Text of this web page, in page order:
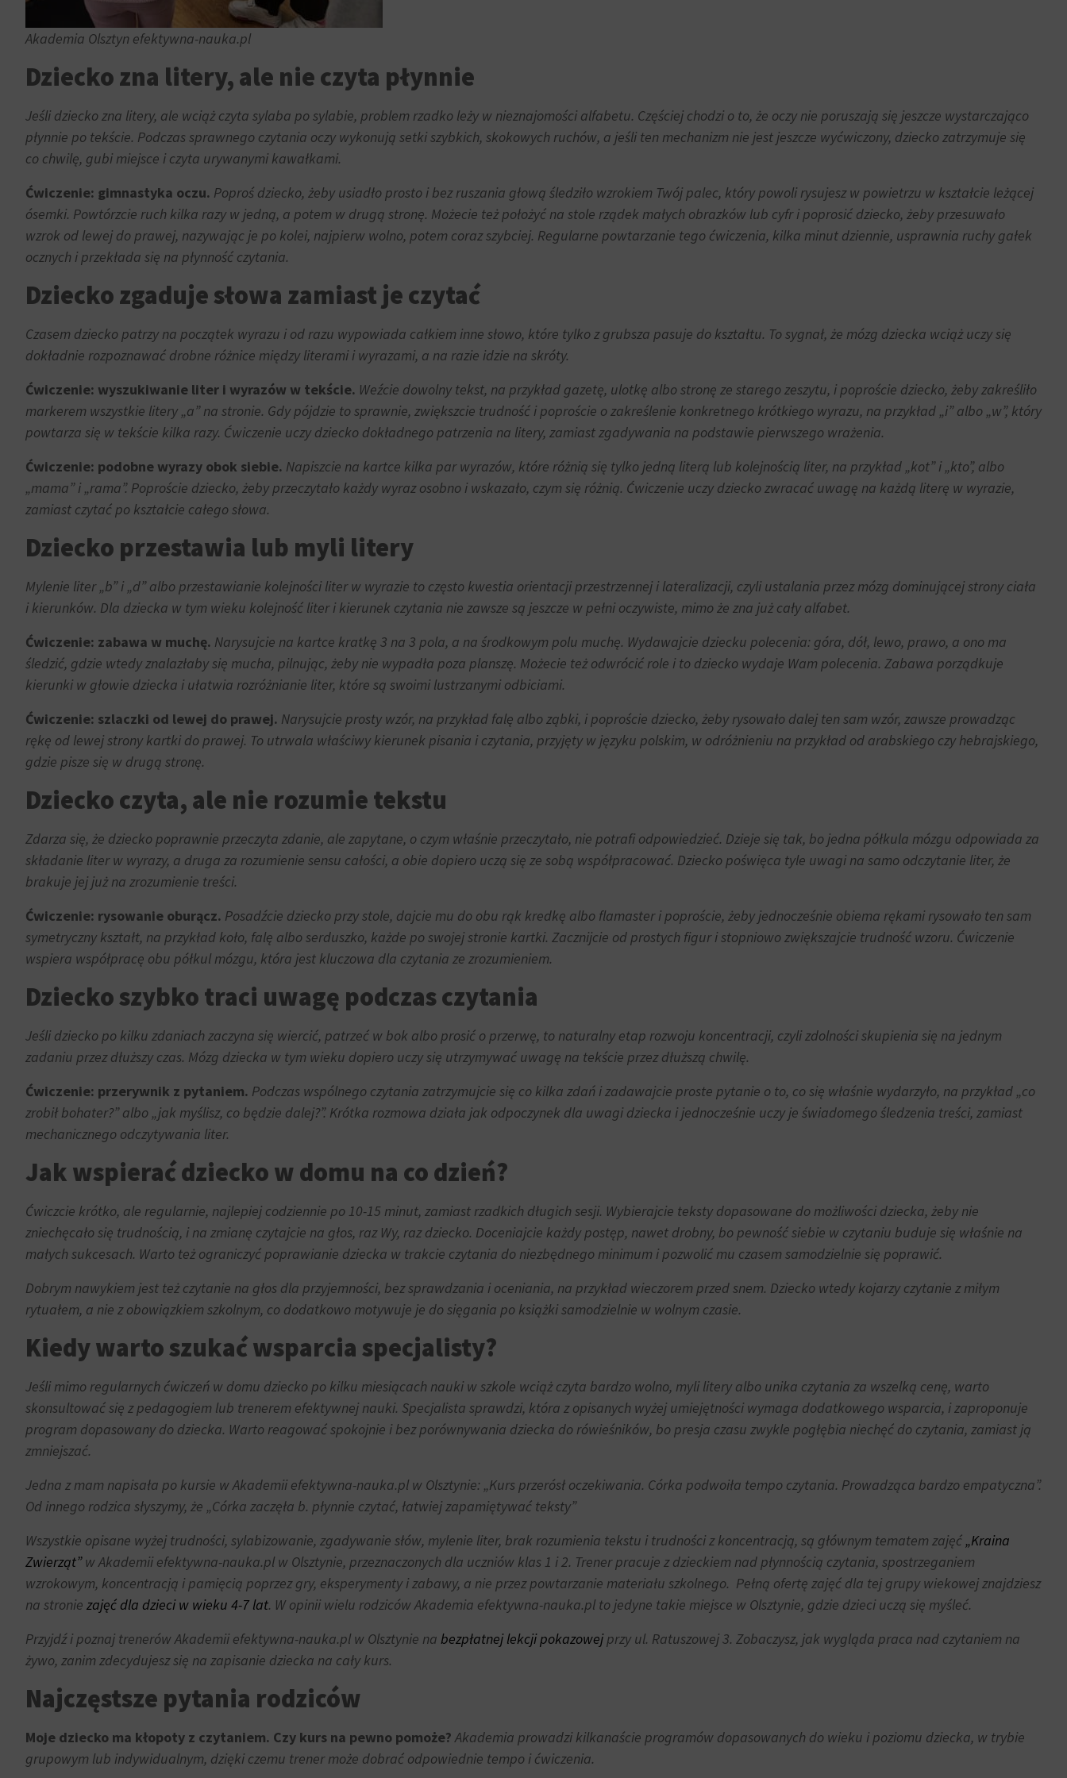
Akademia Olsztyn efektywna-nauka.pl
Dziecko zna litery, ale nie czyta płynnie
Jeśli dziecko zna litery, ale wciąż czyta sylaba po sylabie, problem rzadko leży w nieznajomości alfabetu. Częściej chodzi o to, że oczy nie poruszają się jeszcze wystarczająco
płynnie po tekście. Podczas sprawnego czytania oczy wykonują setki szybkich, skokowych ruchów, a jeśli ten mechanizm nie jest jeszcze wyćwiczony, dziecko zatrzymuje się
co chwilę, gubi miejsce i czyta urywanymi kawałkami.
Ćwiczenie: gimnastyka oczu. Poproś dziecko, żeby usiadło prosto i bez ruszania głową śledziło wzrokiem Twój palec, który powoli rysujesz w powietrzu w kształcie leżącej
ósemki. Powtórzcie ruch kilka razy w jedną, a potem w drugą stronę. Możecie też położyć na stole rządek małych obrazków lub cyfr i poprosić dziecko, żeby przesuwało
wzrok od lewej do prawej, nazywając je po kolei, najpierw wolno, potem coraz szybciej. Regularne powtarzanie tego ćwiczenia, kilka minut dziennie, usprawnia ruchy gałek
ocznych i przekłada się na płynność czytania.
Dziecko zgaduje słowa zamiast je czytać
Czasem dziecko patrzy na początek wyrazu i od razu wypowiada całkiem inne słowo, które tylko z grubsza pasuje do kształtu. To sygnał, że mózg dziecka wciąż uczy się
dokładnie rozpoznawać drobne różnice między literami i wyrazami, a na razie idzie na skróty.
Ćwiczenie: wyszukiwanie liter i wyrazów w tekście. Weźcie dowolny tekst, na przykład gazetę, ulotkę albo stronę ze starego zeszytu, i poproście dziecko, żeby zakreśliło
markerem wszystkie litery „a” na stronie. Gdy pójdzie to sprawnie, zwiększcie trudność i poproście o zakreślenie konkretnego krótkiego wyrazu, na przykład „i” albo „w”, który
powtarza się w tekście kilka razy. Ćwiczenie uczy dziecko dokładnego patrzenia na litery, zamiast zgadywania na podstawie pierwszego wrażenia.
Ćwiczenie: podobne wyrazy obok siebie. Napiszcie na kartce kilka par wyrazów, które różnią się tylko jedną literą lub kolejnością liter, na przykład „kot” i „kto”, albo
„mama” i „rama”. Poproście dziecko, żeby przeczytało każdy wyraz osobno i wskazało, czym się różnią. Ćwiczenie uczy dziecko zwracać uwagę na każdą literę w wyrazie,
zamiast czytać po kształcie całego słowa.
Dziecko przestawia lub myli litery
Mylenie liter „b” i „d” albo przestawianie kolejności liter w wyrazie to często kwestia orientacji przestrzennej i lateralizacji, czyli ustalania przez mózg dominującej strony ciała
i kierunków. Dla dziecka w tym wieku kolejność liter i kierunek czytania nie zawsze są jeszcze w pełni oczywiste, mimo że zna już cały alfabet.
Ćwiczenie: zabawa w muchę. Narysujcie na kartce kratkę 3 na 3 pola, a na środkowym polu muchę. Wydawajcie dziecku polecenia: góra, dół, lewo, prawo, a ono ma
śledzić, gdzie wtedy znalazłaby się mucha, pilnując, żeby nie wypadła poza planszę. Możecie też odwrócić role i to dziecko wydaje Wam polecenia. Zabawa porządkuje
kierunki w głowie dziecka i ułatwia rozróżnianie liter, które są swoimi lustrzanymi odbiciami.
Ćwiczenie: szlaczki od lewej do prawej. Narysujcie prosty wzór, na przykład falę albo ząbki, i poproście dziecko, żeby rysowało dalej ten sam wzór, zawsze prowadząc
rękę od lewej strony kartki do prawej. To utrwala właściwy kierunek pisania i czytania, przyjęty w języku polskim, w odróżnieniu na przykład od arabskiego czy hebrajskiego,
gdzie pisze się w drugą stronę.
Dziecko czyta, ale nie rozumie tekstu
Zdarza się, że dziecko poprawnie przeczyta zdanie, ale zapytane, o czym właśnie przeczytało, nie potrafi odpowiedzieć. Dzieje się tak, bo jedna półkula mózgu odpowiada za
składanie liter w wyrazy, a druga za rozumienie sensu całości, a obie dopiero uczą się ze sobą współpracować. Dziecko poświęca tyle uwagi na samo odczytanie liter, że
brakuje jej już na zrozumienie treści.
Ćwiczenie: rysowanie oburącz. Posadźcie dziecko przy stole, dajcie mu do obu rąk kredkę albo flamaster i poproście, żeby jednocześnie obiema rękami rysowało ten sam
symetryczny kształt, na przykład koło, falę albo serduszko, każde po swojej stronie kartki. Zacznijcie od prostych figur i stopniowo zwiększajcie trudność wzoru. Ćwiczenie
wspiera współpracę obu półkul mózgu, która jest kluczowa dla czytania ze zrozumieniem.
Dziecko szybko traci uwagę podczas czytania
Jeśli dziecko po kilku zdaniach zaczyna się wiercić, patrzeć w bok albo prosić o przerwę, to naturalny etap rozwoju koncentracji, czyli zdolności skupienia się na jednym
zadaniu przez dłuższy czas. Mózg dziecka w tym wieku dopiero uczy się utrzymywać uwagę na tekście przez dłuższą chwilę.
Ćwiczenie: przerywnik z pytaniem. Podczas wspólnego czytania zatrzymujcie się co kilka zdań i zadawajcie proste pytanie o to, co się właśnie wydarzyło, na przykład „co
zrobił bohater?” albo „jak myślisz, co będzie dalej?”. Krótka rozmowa działa jak odpoczynek dla uwagi dziecka i jednocześnie uczy je świadomego śledzenia treści, zamiast
mechanicznego odczytywania liter.
Jak wspierać dziecko w domu na co dzień?
Ćwiczcie krótko, ale regularnie, najlepiej codziennie po 10-15 minut, zamiast rzadkich długich sesji. Wybierajcie teksty dopasowane do możliwości dziecka, żeby nie
zniechęcało się trudnością, i na zmianę czytajcie na głos, raz Wy, raz dziecko. Doceniajcie każdy postęp, nawet drobny, bo pewność siebie w czytaniu buduje się właśnie na
małych sukcesach. Warto też ograniczyć poprawianie dziecka w trakcie czytania do niezbędnego minimum i pozwolić mu czasem samodzielnie się poprawić.
Dobrym nawykiem jest też czytanie na głos dla przyjemności, bez sprawdzania i oceniania, na przykład wieczorem przed snem. Dziecko wtedy kojarzy czytanie z miłym
rytuałem, a nie z obowiązkiem szkolnym, co dodatkowo motywuje je do sięgania po książki samodzielnie w wolnym czasie.
Kiedy warto szukać wsparcia specjalisty?
Jeśli mimo regularnych ćwiczeń w domu dziecko po kilku miesiącach nauki w szkole wciąż czyta bardzo wolno, myli litery albo unika czytania za wszelką cenę, warto
skonsultować się z pedagogiem lub trenerem efektywnej nauki. Specjalista sprawdzi, która z opisanych wyżej umiejętności wymaga dodatkowego wsparcia, i zaproponuje
program dopasowany do dziecka. Warto reagować spokojnie i bez porównywania dziecka do rówieśników, bo presja czasu zwykle pogłębia niechęć do czytania, zamiast ją
zmniejszać.
Jedna z mam napisała po kursie w Akademii efektywna-nauka.pl w Olsztynie: „Kurs przerósł oczekiwania. Córka podwoiła tempo czytania. Prowadząca bardzo empatyczna”.
Od innego rodzica słyszymy, że „Córka zaczęła b. płynnie czytać, łatwiej zapamiętywać teksty”
Wszystkie opisane wyżej trudności, sylabizowanie, zgadywanie słów, mylenie liter, brak rozumienia tekstu i trudności z koncentracją, są głównym tematem zajęć „Kraina
Zwierząt”w Akademii efektywna-nauka.pl w Olsztynie, przeznaczonych dla uczniów klas 1 i 2. Trener pracuje z dzieckiem nad płynnością czytania, spostrzeganiem
wzrokowym, koncentracją i pamięcią poprzez gry, eksperymenty i zabawy, a nie przez powtarzanie materiału szkolnego. Pełną ofertę zajęć dla tej grupy wiekowej znajdziesz
na stronie zajęć dla dzieci w wieku 4-7 lat. W opinii wielu rodziców Akademia efektywna-nauka.pl to jedyne takie miejsce w Olsztynie, gdzie dzieci uczą się myśleć.
Przyjdź i poznaj trenerów Akademii efektywna-nauka.pl w Olsztynie na bezpłatnej lekcji pokazowej przy ul. Ratuszowej 3. Zobaczysz, jak wygląda praca nad czytaniem na
żywo, zanim zdecydujesz się na zapisanie dziecka na cały kurs.
Najczęstsze pytania rodziców
Moje dziecko ma kłopoty z czytaniem. Czy kurs na pewno pomoże?Akademia prowadzi kilkanaście programów dopasowanych do wieku i poziomu dziecka, w trybie
grupowym lub indywidualnym, dzięki czemu trener może dobrać odpowiednie tempo i ćwiczenia.
związane
z
reklamami
(np.
ciasteczka
do
targetowania
i
mogą
być
przechowywane
i
na
potrzeby
usług
reklamowych.
Personalizacja
reklam
Określa,
można
wyświetlać
spersonalizowane
na
zachowań
i
użytkownika,
wykorzystując
w
celu
zapisane
dane.
Przechowywanie
danych
Kontroluje
przechowywanie
specyficznych
dla
użytkownika,
do
reklam,
profilowania
pomiaru
skuteczności
reklam.
(długoterminowe).
Pomagają
spersonalizować
z
przeglądania,
ale
również
śledzić
zachowanie
online.
Zgoda
odnosi
do
zgody,
witryny
muszą
uzyskać
użytkowników
przed
użyciem
gromadzących
osobowe.
Przepisy
jak
GDPR
wymagają,
witryny
prosiły
o
zgodę,
umożliwiając
użytkownikom
akceptowanie
odrzucanie
ciasteczek
i
kontrolowanie
swojej
prywatności.
Możesz
również
wycofać
zgodę
dowolnym
momencie,
zazwyczaj
pośrednictwem
prywatności
witryny,
które
zarządzanie
lub
przechowywanych
w
dowolnym
momencie.
uzyskać
więcej
szczegółów
na
temat
tego,
jak
witryna
internetowa
używa
ciasteczek
jak
dane,
zapoznaj